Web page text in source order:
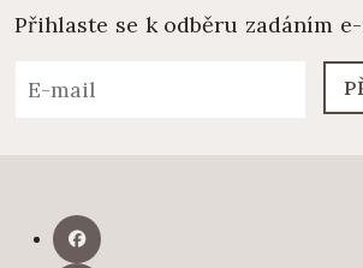
Přihlaste se k odběru zadáním